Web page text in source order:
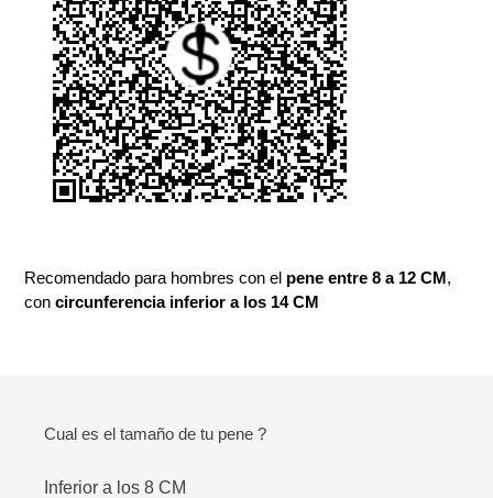
Recomendado para hombres con el pene entre 8 a 12 CM,
con circunferencia inferior a los 14 CM
Cual es el tamaño de tu pene ?
Inferior a los 8 CM